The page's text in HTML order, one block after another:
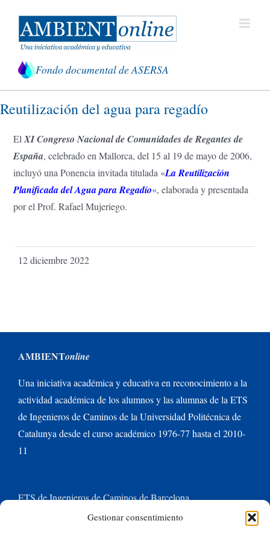
Gestionar consentimiento
contenido
Fondo documental de ASERSA
Reutilización del agua para regadío
El XI Congreso Nacional de Comunidades de Regantes de
España, celebrado en Mallorca, del 15 al 19 de mayo de 2006,
incluyó una Ponencia invitada titulada «La Reutilización
Planificada del Agua para Regadío«, elaborada y presentada
por el Prof. Rafael Mujeriego.
12 diciembre 2022
AMBIENTonline
Una iniciativa académica y educativa en reconocimiento a la
actividad académica de los alumnos y las alumnas de la ETS
de Ingenieros de Caminos de la Universidad Politécnica de
Catalunya desde el curso académico 1976-77 hasta el 2010-
11
ETS de Ingenieros de Caminos de Barcelona
Universitat Politècnica de Catalunya BarcelonaTech